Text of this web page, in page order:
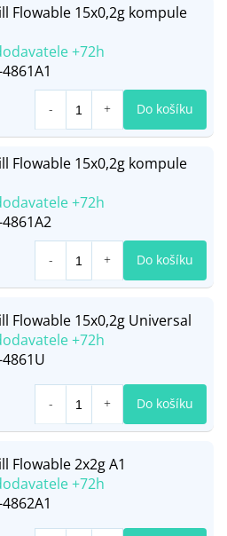
Flowable 15x0,2g kompule
+72h
Do košíku
Flowable 15x0,2g kompule
+72h
Do košíku
Flowable 15x0,2g Universal
+72h
Do košíku
Flowable 2x2g A1
+72h